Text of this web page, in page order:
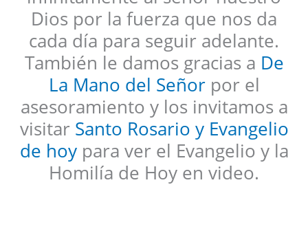
Dios por la fuerza que nos da
cada día para seguir adelante.
También le damos gracias a De
La Mano del Señorpor el
asesoramiento y los invitamos a
visitar Santo Rosario y Evangelio
de hoypara ver el Evangelio y la
Homilía de Hoy en video.